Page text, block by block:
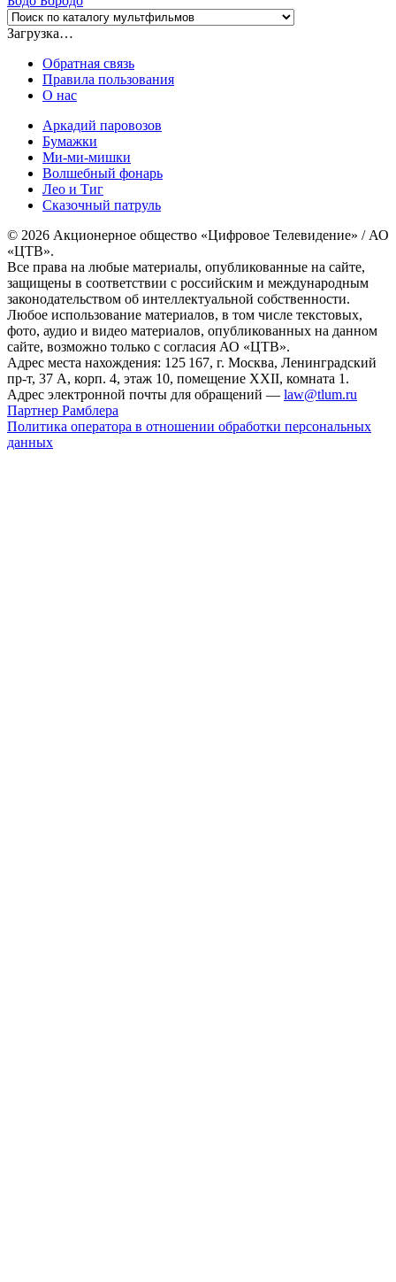
Загрузка…
Обратная связь
Правила пользования
О нас
Аркадий паровозов
Бумажки
Ми-ми-мишки
Волшебный фонарь
Лео и Тиг
Сказочный патруль
© 2026 Акционерное общество «Цифровое Телевидение» / АО
«ЦТВ».
Все права на любые материалы, опубликованные на сайте,
защищены в соответствии с российским и международным
законодательством об интеллектуальной собственности.
Любое использование материалов, в том числе текстовых,
фото, аудио и видео материалов, опубликованных на данном
сайте, возможно только с согласия АО «ЦТВ».
Адрес места нахождения: 125 167, г. Москва, Ленинградский
пр-т, 37 А, корп. 4, этаж 10, помещение XXII, комната 1.
Адрес электронной почты для обращений — law@tlum.ru
Партнер Рамблера
Политика оператора в отношении обработки персональных
данных